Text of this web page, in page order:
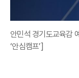
안민석 경기도교육감
‘안심캠프’]